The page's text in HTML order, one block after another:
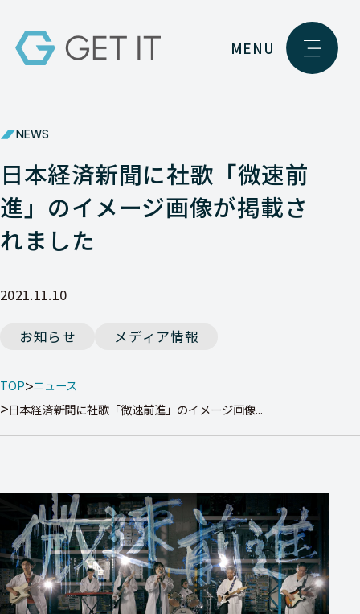
MENU
NEWS
日本経済新聞に社歌「微速前
進」のイメージ画像が掲載さ
れました
2021.11.10
お知らせ メディア情報
TOP ニュース
日本経済新聞に社歌「微速前進」のイメージ画像...